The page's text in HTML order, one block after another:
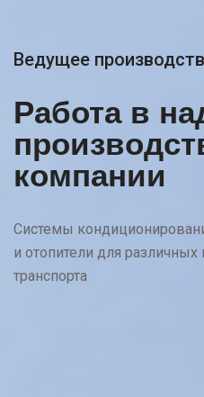
Ведущее
Работа в
компании
Системы
и отопители для различных
транспорта